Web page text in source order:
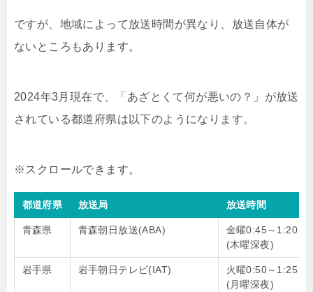
ですが、地域によって放送時間が異なり、放送自体が
ないところもあります。
2024年3月現在で、「あざとくて何が悪いの？」が放送
されている都道府県は以下のようになります。
都道府県 放送局 放送時間
青森県 青森朝日放送(ABA)
金曜0:45～1:20
(木曜深夜)
岩手県 岩手朝日テレビ(IAT)
火曜0:50～1:25
(月曜深夜)